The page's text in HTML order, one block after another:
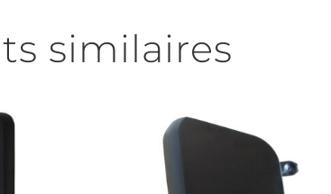
similaires